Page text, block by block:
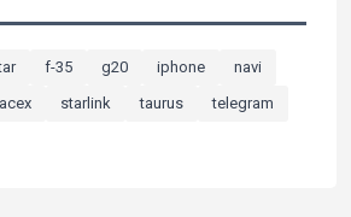
f-35 g20 iphone
navi
starlink taurus
telegram